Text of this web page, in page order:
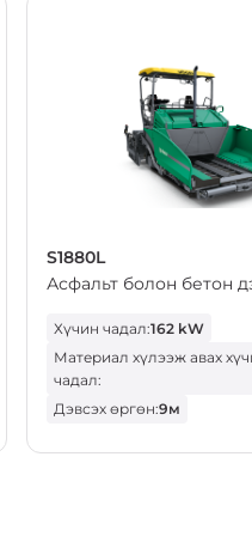
S1880L
Асфальт болон бетон
Хүчин чадал:162 kW
Материал хүлээж авах
чадал:
Дэвсэх өргөн:9м